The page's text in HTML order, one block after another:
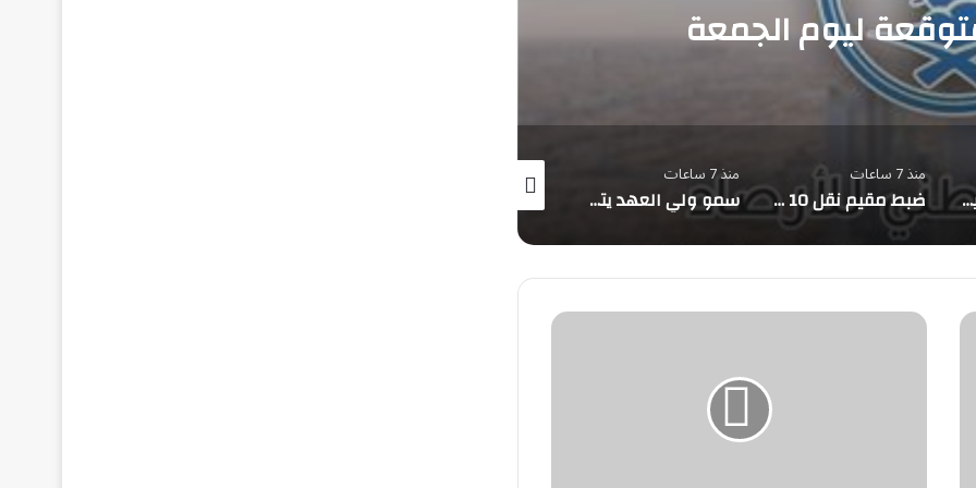
ليوم الجمعة
"الأرصاد": أمطار صيفية متوقعة على 7 مناطق
منذ 7 ساعات
ضبط مقيم نقل 10 مخالفين لأمن الحدود بجازان
منذ 7 ساعات
سمو ولي العهد يتلقى اتصالًا هاتفيًا من الرئيس الفرنسي
منذ 8 ساعات
وظائف